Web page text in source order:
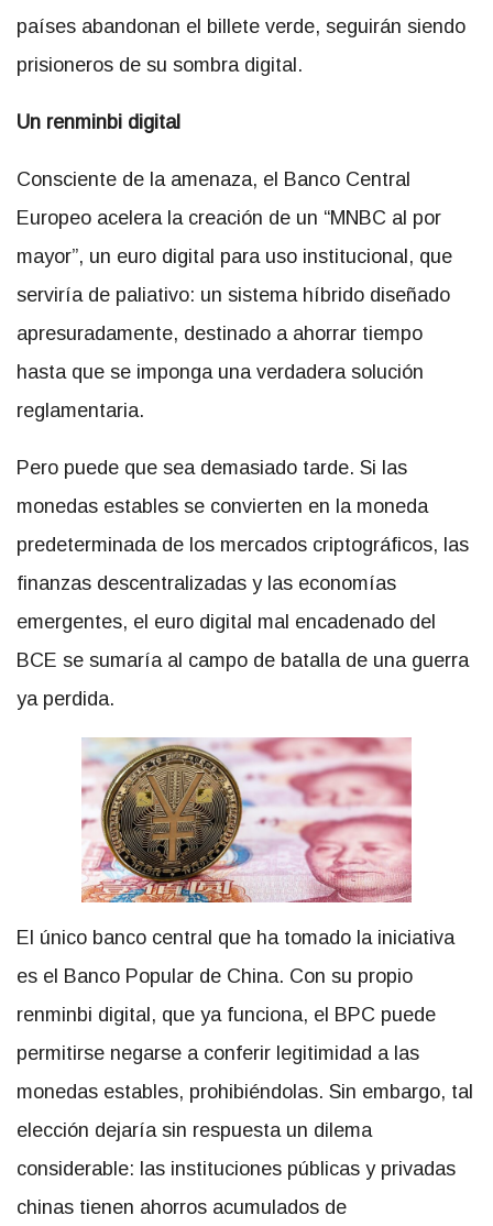
países abandonan el billete verde, seguirán siendo
prisioneros de su sombra digital.
Un renminbi digital
Consciente de la amenaza, el Banco Central
Europeo acelera la creación de un “MNBC al por
mayor”, un euro digital para uso institucional, que
serviría de paliativo: un sistema híbrido diseñado
apresuradamente, destinado a ahorrar tiempo
hasta que se imponga una verdadera solución
reglamentaria.
Pero puede que sea demasiado tarde. Si las
monedas estables se convierten en la moneda
predeterminada de los mercados criptográficos, las
finanzas descentralizadas y las economías
emergentes, el euro digital mal encadenado del
BCE se sumaría al campo de batalla de una guerra
ya perdida.
El único banco central que ha tomado la iniciativa
es el Banco Popular de China. Con su propio
renminbi digital, que ya funciona, el BPC puede
permitirse negarse a conferir legitimidad a las
monedas estables, prohibiéndolas. Sin embargo, tal
elección dejaría sin respuesta un dilema
considerable: las instituciones públicas y privadas
chinas tienen ahorros acumulados de